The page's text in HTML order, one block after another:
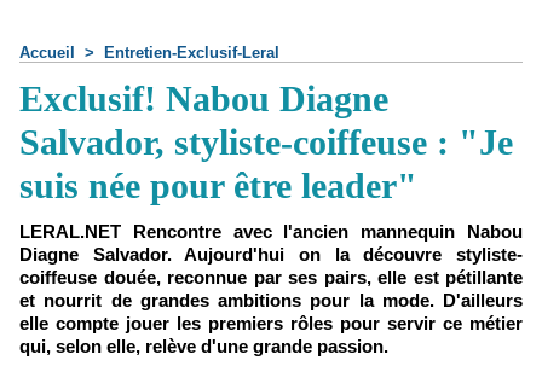
Accueil > Entretien-Exclusif-Leral
Exclusif! Nabou Diagne
Salvador, styliste-coiffeuse : "Je
suis née pour être leader"
LERAL.NET Rencontre avec l'ancien mannequin Nabou
Diagne Salvador. Aujourd'hui on la découvre styliste-
coiffeuse douée, reconnue par ses pairs, elle est pétillante
et nourrit de grandes ambitions pour la mode. D'ailleurs
elle compte jouer les premiers rôles pour servir ce métier
qui, selon elle, relève d'une grande passion.